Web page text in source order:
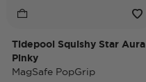
Tidepool Squishy Star Aura
Pinky
MagSafe PopGrip